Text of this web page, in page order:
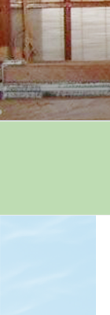
コ
テ
ン
ツ
へ
ス